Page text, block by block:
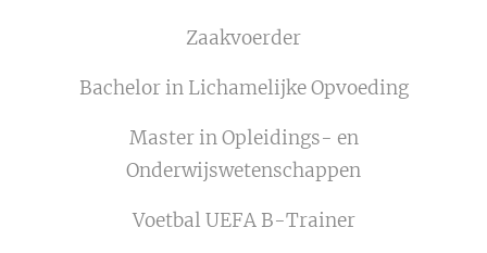
Zaakvoerder
Bachelor in Lichamelijke Opvoeding
Master in Opleidings- en
Onderwijswetenschappen
Voetbal UEFA B-Trainer